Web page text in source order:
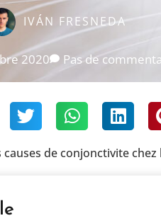
IVÁN FRESNEDA
2020 Pas de
causes de conjonctivite chez